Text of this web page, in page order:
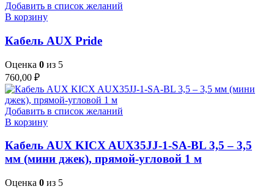
Добавить в список желаний
В корзину
Кабель AUX Pride
Оценка 0 из 5
760,00 ₽
Добавить в список желаний
В корзину
Кабель AUX KICX AUX35JJ-1-SA-BL 3,5 – 3,5
мм (мини джек), прямой-угловой 1 м
Оценка 0 из 5